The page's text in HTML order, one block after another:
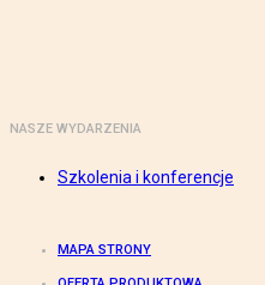
NASZE WYDARZENIA
Szkolenia i konferencje
MAPA STRONY